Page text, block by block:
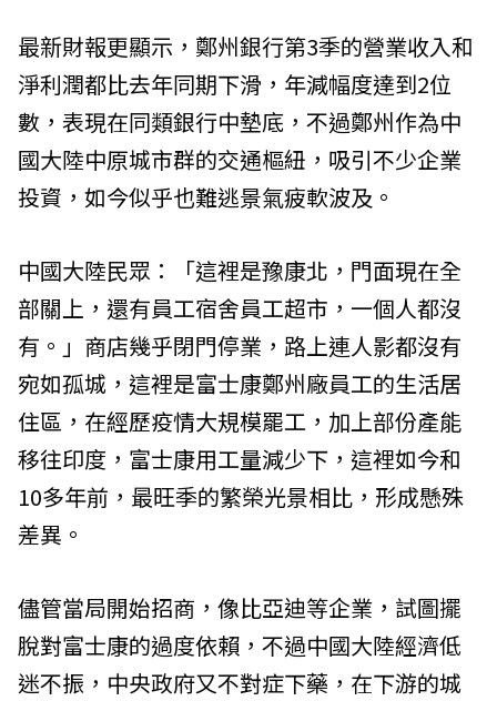
最新財報更顯示，鄭州銀行第3季的營業收入和
淨利潤都比去年同期下滑，年減幅度達到2位
數，表現在同類銀行中墊底，不過鄭州作為中
國大陸中原城市群的交通樞紐，吸引不少企業
投資，如今似乎也難逃景氣疲軟波及。
中國大陸民眾：「這裡是豫康北，門面現在全
部關上，還有員工宿舍員工超市，一個人都沒
有。」商店幾乎閉門停業，路上連人影都沒有
宛如孤城，這裡是富士康鄭州廠員工的生活居
住區，在經歷疫情大規模罷工，加上部份產能
移往印度，富士康用工量減少下，這裡如今和
10多年前，最旺季的繁榮光景相比，形成懸殊
差異。
儘管當局開始招商，像比亞迪等企業，試圖擺
脫對富士康的過度依賴，不過中國大陸經濟低
迷不振，中央政府又不對症下藥，在下游的城